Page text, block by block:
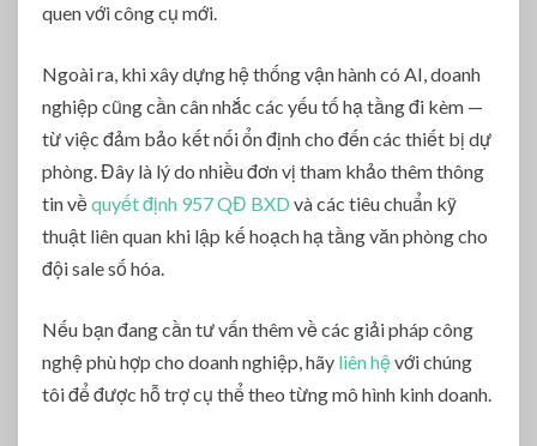
quen với công cụ mới.
Ngoài ra, khi xây dựng hệ thống vận hành có AI, doanh
nghiệp cũng cần cân nhắc các yếu tố hạ tầng đi kèm —
từ việc đảm bảo kết nối ổn định cho đến các thiết bị dự
phòng. Đây là lý do nhiều đơn vị tham khảo thêm thông
tin vềquyết định 957 QĐ BXD và các tiêu chuẩn kỹ
thuật liên quan khi lập kế hoạch hạ tầng văn phòng cho
đội sale số hóa.
Nếu bạn đang cần tư vấn thêm về các giải pháp công
nghệ phù hợp cho doanh nghiệp, hãy liên hệvới chúng
tôi để được hỗ trợ cụ thể theo từng mô hình kinh doanh.